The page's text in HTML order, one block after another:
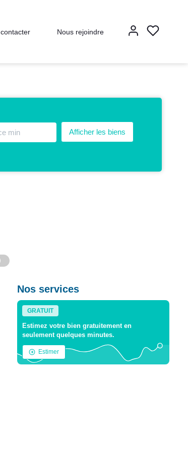
Nous rejoindre
Nos services
GRATUIT
Estimez votre bien gratuitement en
seulement quelques minutes.
Estimer